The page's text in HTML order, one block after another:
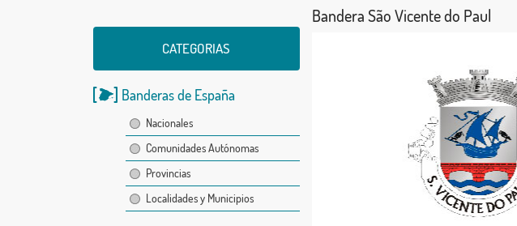
CATEGORIAS
Banderas de España
Nacionales
Comunidades Autónomas
Provincias
Localidades y Municipios
Bandera São Vicente do Paul